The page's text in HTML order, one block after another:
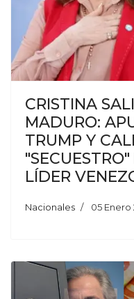
CRISTINA
MADURO:
TRUMP Y
LÍDER
Nacionales 05 Enero